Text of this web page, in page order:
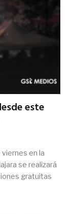
este
en la
se realizará
gratuitas